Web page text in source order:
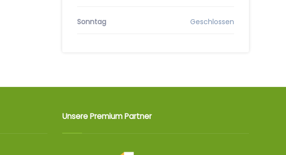
Sonntag Geschlossen
Unsere Premium Partner